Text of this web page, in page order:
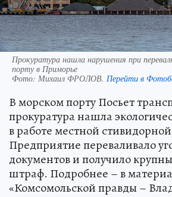
Прокуратура нашла нарушения при
порту в Приморье
Фото: Михаил ФРОЛОВ. Перейти в
В морском порту Посьет
прокуратура нашла
в работе местной
Предприятие переваливало
документов и получило
штраф. Подробнее – в
«Комсомольской правды –